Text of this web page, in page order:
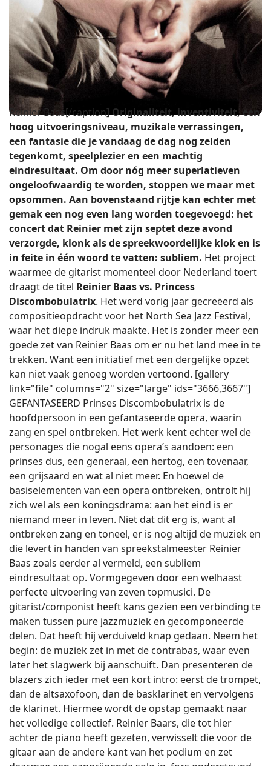
Reinier Baas[/caption]Originaliteit, inventiviteit, een
hoog uitvoeringsniveau, muzikale verrassingen,
een fantasie die je vandaag de dag nog zelden
tegenkomt, speelplezier en een machtig
eindresultaat. Om door nóg meer superlatieven
ongeloofwaardig te worden, stoppen we maar met
opsommen. Aan bovenstaand rijtje kan echter met
gemak een nog even lang worden toegevoegd: het
concert dat Reinier met zijn septet deze avond
verzorgde, klonk als de spreekwoordelijke klok en is
in feite in één woord te vatten: subliem. Het project
waarmee de gitarist momenteel door Nederland toert
draagt de titel Reinier Baas vs. Princess
Discombobulatrix. Het werd vorig jaar gecreëerd als
compositieopdracht voor het North Sea Jazz Festival,
waar het diepe indruk maakte. Het is zonder meer een
goede zet van Reinier Baas om er nu het land mee in te
trekken. Want een initiatief met een dergelijke opzet
kan niet vaak genoeg worden vertoond. [gallery
link="file" columns="2" size="large" ids="3666,3667"]
GEFANTASEERD Prinses Discombobulatrix is de
hoofdpersoon in een gefantaseerde opera, waarin
zang en spel ontbreken. Het werk kent echter wel de
personages die nogal eens opera’s aandoen: een
prinses dus, een generaal, een hertog, een tovenaar,
een grijsaard en wat al niet meer. En hoewel de
basiselementen van een opera ontbreken, ontrolt hij
zich wel als een koningsdrama: aan het eind is er
niemand meer in leven. Niet dat dit erg is, want al
ontbreken zang en toneel, er is nog altijd de muziek en
die levert in handen van spreekstalmeester Reinier
Baas zoals eerder al vermeld, een subliem
eindresultaat op. Vormgegeven door een welhaast
perfecte uitvoering van zeven topmusici. De
gitarist/componist heeft kans gezien een verbinding te
maken tussen pure jazzmuziek en gecomponeerde
delen. Dat heeft hij verduiveld knap gedaan. Neem het
begin: de muziek zet in met de contrabas, waar even
later het slagwerk bij aanschuift. Dan presenteren de
blazers zich ieder met een kort intro: eerst de trompet,
dan de altsaxofoon, dan de basklarinet en vervolgens
de klarinet. Hiermee wordt de opstap gemaakt naar
het volledige collectief. Reinier Baars, die tot hier
achter de piano heeft gezeten, verwisselt die voor de
gitaar aan de andere kant van het podium en zet